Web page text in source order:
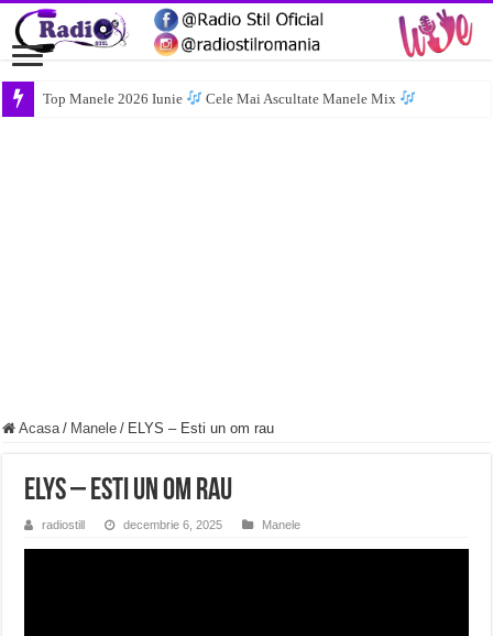
Top Manele 2026 Iunie Cele Mai Ascultate Manele Mix
Acasa / Manele / ELYS – Esti un om rau
ELYS – Esti un om rau
radiostill decembrie 6, 2025 Manele